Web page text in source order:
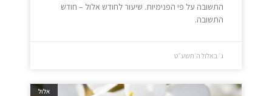
התשובה על פי הפנימיות. שיעור לחודש אלול – חודש
התשובה.
ג׳ באלול ה׳תשע״ט
אלול